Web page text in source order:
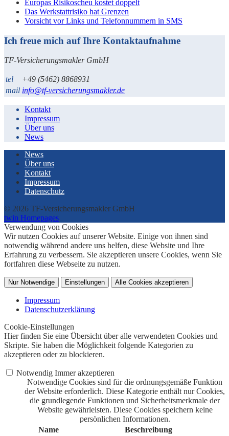
Europas Risikoscheu kostet doppelt
Das Werkstattrisiko hat Grenzen
Vorsicht vor Links und Telefonnummern in SMS
Ich freue mich auf Ihre Kontaktaufnahme
TF-Versicherungsmakler GmbH
tel
+49 (5462) 8868931
mail info@tf-versicherungsmakler.de
Kontakt
Impressum
Über uns
News
News
Über uns
Kontakt
Impressum
Datenschutz
© 2026 TF-Versicherungsmakler GmbH
twin Homepages
Verwendung von Cookies
Wir nutzen Cookies auf unserer Website. Einige von ihnen sind
notwendig während andere uns helfen, diese Website und Ihre
Erfahrung zu verbessern. Sie akzeptieren unsere Cookies, wenn Sie
fortfahren diese Webseite zu nutzen.
Nur Notwendige Einstellungen Alle Cookies akzeptieren
Impressum
Datenschutzerklärung
Cookie-Einstellungen
Hier finden Sie eine Übersicht über alle verwendeten Cookies und
Skripte. Sie haben die Möglichkeit folgende Kategorien zu
akzeptieren oder zu blockieren.
Notwendig Immer akzeptieren
Notwendige Cookies sind für die ordnungsgemäße Funktion
der Website erforderlich. Diese Kategorie enthält nur Cookies,
die grundlegende Funktionen und Sicherheitsmerkmale der
Website gewährleisten. Diese Cookies speichern keine
persönlichen Informationen.
Name
Beschreibung